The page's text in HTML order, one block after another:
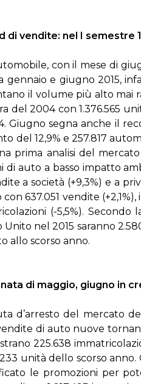
di ven­di­te: nel I se­me­stre
con il me­se di
gen­na­io e giu­gno 2015,
il vo­lu­me più al­to mai
del 2004 con 1.376.565
Giu­gno se­gna an­che il
del 12,9% e 257.817
pri­ma ana­li­si del
au­to a bas­so im­pat­to
a so­cie­tà (+9,3%) e a
637.051 ven­di­te (+2,1%),
(-5,5%).
nel 2015 sa­ran­no
al­lo scor­so an­no.
di mag­gio, giu­gno in
d’ar­re­sto del mer­ca­to
di au­to nuo­ve
225.638
uni­tà del­lo scor­so
le pro­mo­zio­ni per